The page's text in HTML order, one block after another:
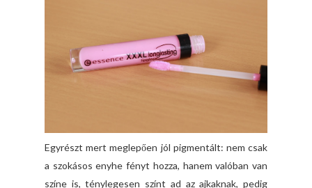
Egyrészt mert meglepően jól pigmentált: nem csak
a szokásos enyhe fényt hozza, hanem valóban van
színe is, ténylegesen színt ad az ajkaknak, pedig